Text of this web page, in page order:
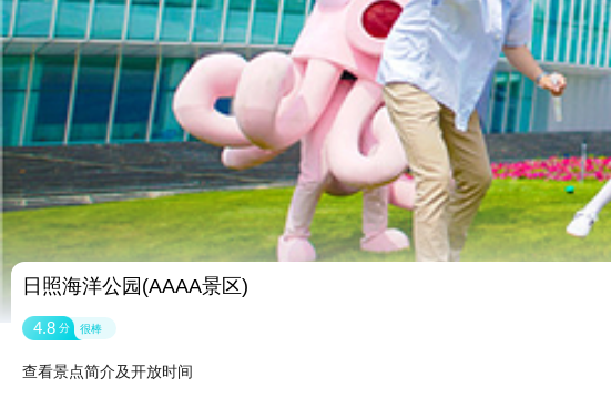
日照海洋公园(AAAA景区)
4.8 分 很棒
查看景点简介及开放时间